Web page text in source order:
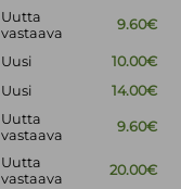
Uutta
vastaava
9.60€
Uusi
10.00€
Uusi 14.00€
Uutta
vastaava
9.60€
Uutta
vastaava
20.00€